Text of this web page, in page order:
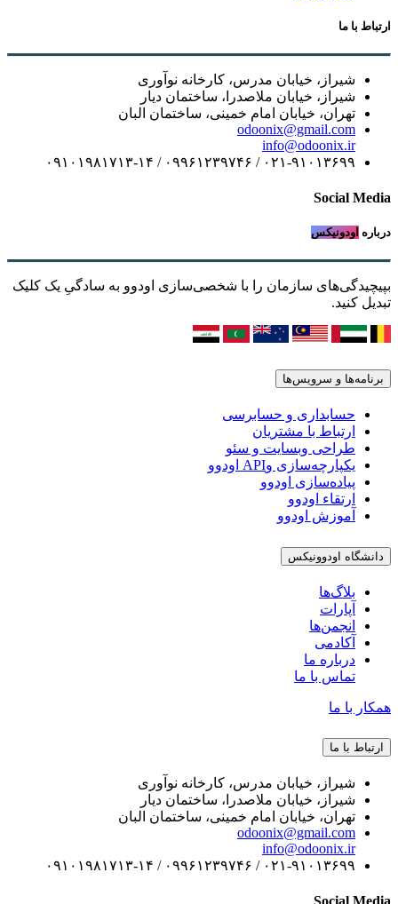
ارتباط با ما
شیراز، خیابان مدرس، کارخانه نوآوری
شیراز، خیابان ملاصدرا، ساختمان دیار
تهران، خیابان امام خمینی، ساختمان البان
odoonix@gmail.com
info@odoonix.ir
۰۲۱-۹۱۰۱۳۶۹۹ / ۰۹۹۶۱۲۳۹۷۴۶ / ۰۹۱۰۱۹۸۱۷۱۳-۱۴
Social Media
درباره اودونیکس
بپیچیدگی‌های سازمان را با شخصی‌سازی اودوو به سادگیِ یک کلیک
تبدیل کنید.
برنامه‌ها و سرویس‌ها
حسابداری و حسابرسی
ارتباط با مشتریان
طراحی وبسایت و سئو
یکپارچه‌سازی وAPI اودوو
پیاده‌سازی اودوو
ارتقاء اودوو
آموزش اودوو
دانشگاه اودوونیکس
بلاگ‌ها
آپارات
انجمن‌ها
آکادمی
درباره ما
تماس با ما
همکار با ما
ارتباط با ما
شیراز، خیابان مدرس، کارخانه نوآوری
شیراز، خیابان ملاصدرا، ساختمان دیار
تهران، خیابان امام خمینی، ساختمان البان
odoonix@gmail.com
info@odoonix.ir
۰۲۱-۹۱۰۱۳۶۹۹ / ۰۹۹۶۱۲۳۹۷۴۶ / ۰۹۱۰۱۹۸۱۷۱۳-۱۴
Social Media